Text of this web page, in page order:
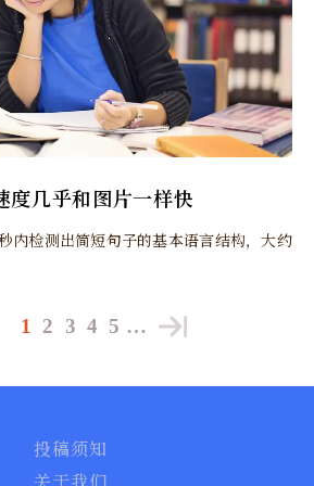
度几乎和图片一样快
内检测出简短句子的基本语言结构，大约
1 2 3 4 5 …
投稿须知